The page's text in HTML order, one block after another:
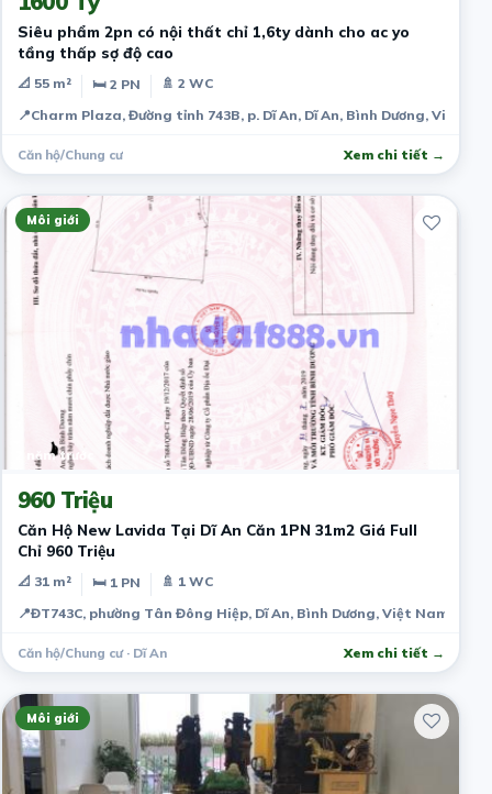
Siêu phẩm 2pn có nội thất chỉ 1,6ty dành cho ac yo
tầng thấp sợ độ cao
📐 55 m² 🛏 2 PN
🚿 2 WC
📍Charm Plaza, Đường tỉnh 743B, p. Dĩ An, Dĩ An, Bình Dương, Việt
Căn hộ/Chung cư Xem chi tiết →
Môi giới
2 năm trước
960 Triệu
Căn Hộ New Lavida Tại Dĩ An Căn 1PN 31m2 Giá Full
Chỉ 960 Triệu
📐 31 m² 🛏 1 PN
🚿 1 WC
📍ĐT743C, phường Tân Đông Hiệp, Dĩ An, Bình Dương, Việt Nam
Căn hộ/Chung cư · Dĩ An Xem chi tiết →
Môi giới